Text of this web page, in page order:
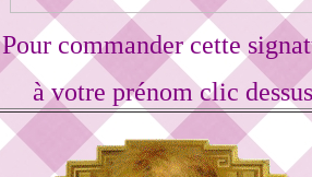
Pour commander cette
à votre prénom clic dessus